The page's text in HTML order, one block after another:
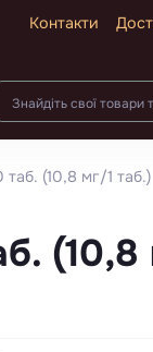
Контакти
(10,8 мг/1 таб.)
(10,8